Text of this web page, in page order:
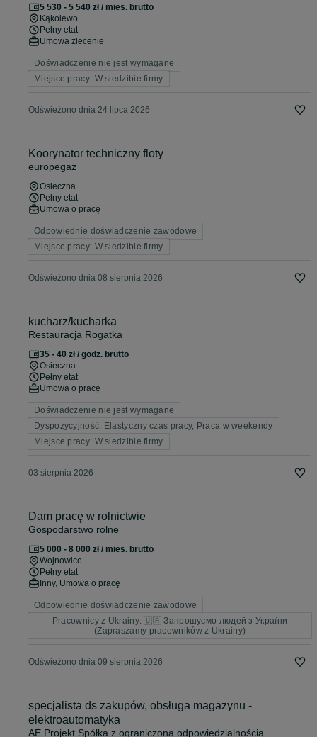
5 530 - 5 540 zł / mies. brutto
Kąkolewo
Pełny etat
Umowa zlecenie
Doświadczenie nie jest wymagane
Miejsce pracy: W siedzibie firmy
Odświeżono dnia 24 lipca 2026
Koorynator techniczny floty
europegaz
Osieczna
Pełny etat
Umowa o pracę
Odpowiednie doświadczenie zawodowe
Miejsce pracy: W siedzibie firmy
Odświeżono dnia 08 sierpnia 2026
kucharz/kucharka
Restauracja Rogatka
35 - 40 zł / godz. brutto
Osieczna
Pełny etat
Umowa o pracę
Doświadczenie nie jest wymagane
Dyspozycyjność: Elastyczny czas pracy, Praca w weekendy
Miejsce pracy: W siedzibie firmy
03 sierpnia 2026
Dam pracę w rolnictwie
Gospodarstwo rolne
5 000 - 8 000 zł / mies. brutto
Wojnowice
Pełny etat
Inny, Umowa o pracę
Odpowiednie doświadczenie zawodowe
Pracownicy z Ukrainy: 🇺🇦 Запрошуємо людей з України
(Zapraszamy pracowników z Ukrainy)
Odświeżono dnia 09 sierpnia 2026
specjalista ds zakupów, obsługa magazynu -
elektroautomatyka
AE Projekt Spółka z ograniczoną odpowiedzialnością